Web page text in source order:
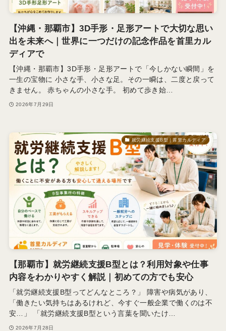
【沖縄・那覇市】3D手形・足形アートで大切な思い
出を未来へ｜世界に一つだけの記念作品を首里カル
ディアで
【沖縄・那覇市】3D手形・足形アートで「今しかない瞬間」を
一生の宝物に 小さな手、小さな足。その一瞬は、二度と戻って
きません。 赤ちゃんの小さな手。 初めて歩き始…
2026年7月29日
就労継続支援B型｜首里カルディア
【那覇市】就労継続支援B型とは？利用対象や仕事
内容をわかりやすく解説｜初めての方でも安心
「就労継続支援B型ってどんなところ？」 障害や病気があり、
「働きたい気持ちはあるけれど、今すぐ一般企業で働くのは不
安…」 「就労継続支援B型という言葉を聞いたけ…
2026年7月28日